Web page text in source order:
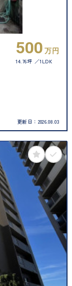
500 万円
14.76坪 1LDK
更新日： 2026.08.03